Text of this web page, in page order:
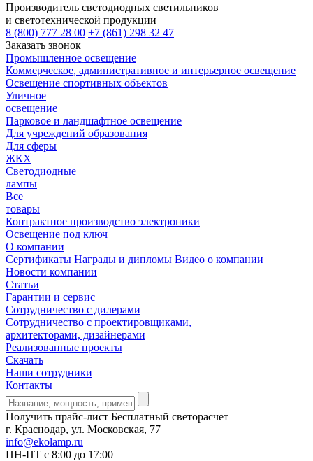
Производитель светодиодных светильников
и светотехнической продукции
8 (800) 777 28 00 +7 (861) 298 32 47
Заказать звонок
Промышленное освещение
Коммерческое, административное и интерьерное освещение
Освещение спортивных объектов
Уличное
освещение
Парковое и ландшафтное освещение
Для учреждений образования
Для сферы
ЖКХ
Светодиодные
лампы
Все
товары
Контрактное производство электроники
Освещение под ключ
О компании
Сертификаты Награды и дипломы Видео о компании
Новости компании
Статьи
Гарантии и сервис
Сотрудничество с дилерами
Сотрудничество с проектировщиками,
архитекторами, дизайнерами
Реализованные проекты
Скачать
Наши сотрудники
Контакты
Получить прайс-лист Бесплатный светорасчет
г. Краснодар, ул. Московская, 77
info@ekolamp.ru
ПН-ПТ с 8:00 до 17:00